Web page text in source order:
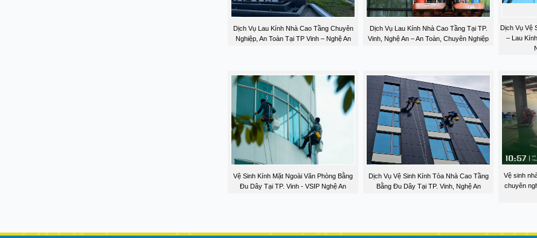
Dịch Vụ Lau Kính Nhà Cao Tầng Chuyên
Nghiệp, An Toàn Tại TP Vinh – Nghệ An
Dịch Vụ Lau Kính Nhà Cao Tầng Tại TP.
Vinh, Nghệ An – An Toàn, Chuyên Nghiệp
Dịch Vụ Vệ
– Lau
Vệ Sinh Kính Mặt Ngoài Văn Phòng Bằng
Đu Dây Tại TP. Vinh - VSIP Nghệ An
Dịch Vụ Vệ Sinh Kính Tòa Nhà Cao Tầng
Bằng Đu Dây Tại TP. Vinh, Nghệ An
Vệ sinh
chuyên